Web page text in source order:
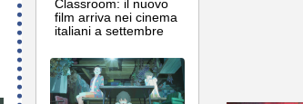
Classroom: il nuovo
film arriva nei cinema
italiani a settembre